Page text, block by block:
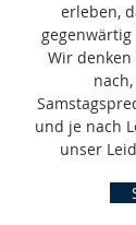
erleben,
Wir
und je nach
unser